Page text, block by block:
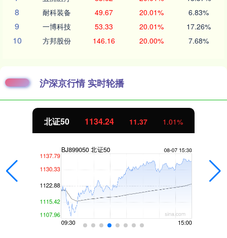
8 耐科装备 49.67 20.01% 6.83%
9 一博科技 53.33 20.01% 17.26%
10 方邦股份 146.16 20.00% 7.68%
沪深京行情 实时轮播
北证50 1134.24 11.37 1.01%